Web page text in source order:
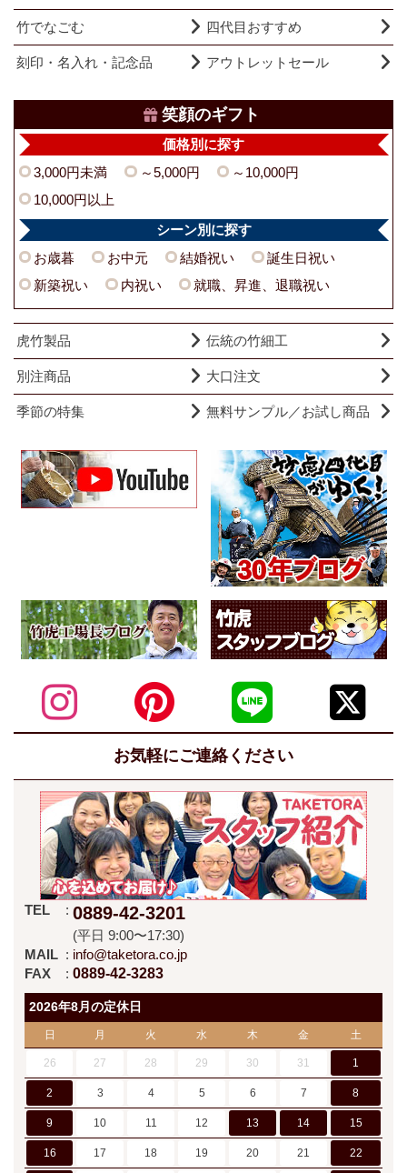
竹でなごむ 四代目おすすめ
刻印・名入れ・記念品 アウトレットセール
笑顔のギフト
価格別に探す
3,000円未満 ～5,000円
～10,000円
10,000円以上
シーン別に探す
お歳暮 お中元 結婚祝い
誕生日祝い
新築祝い
内祝い 就職、昇進、退職祝い
虎竹製品 伝統の竹細工
別注商品 大口注文
季節の特集 無料サンプル／お試し商品
お気軽にご連絡ください
TEL 0889-42-3201
(平日 9:00〜17:30)
MAIL
info@taketora.co.jp
FAX
0889-42-3283
2026年8月の定休日
日 月 火 水 木 金 土
26 27 28 29 30 31 1
2 3 4 5 6 7 8
9 10 11 12 13 14 15
16 17 18 19 20 21 22